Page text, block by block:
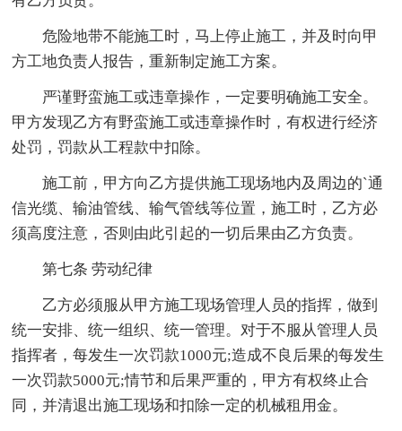
危险地带不能施工时，马上停止施工，并及时向甲
方工地负责人报告，重新制定施工方案。
严谨野蛮施工或违章操作，一定要明确施工安全。
甲方发现乙方有野蛮施工或违章操作时，有权进行经济
处罚，罚款从工程款中扣除。
施工前，甲方向乙方提供施工现场地内及周边的`通
信光缆、输油管线、输气管线等位置，施工时，乙方必
须高度注意，否则由此引起的一切后果由乙方负责。
第七条 劳动纪律
乙方必须服从甲方施工现场管理人员的指挥，做到
统一安排、统一组织、统一管理。对于不服从管理人员
指挥者，每发生一次罚款1000元;造成不良后果的每发生
一次罚款5000元;情节和后果严重的，甲方有权终止合
同，并清退出施工现场和扣除一定的机械租用金。